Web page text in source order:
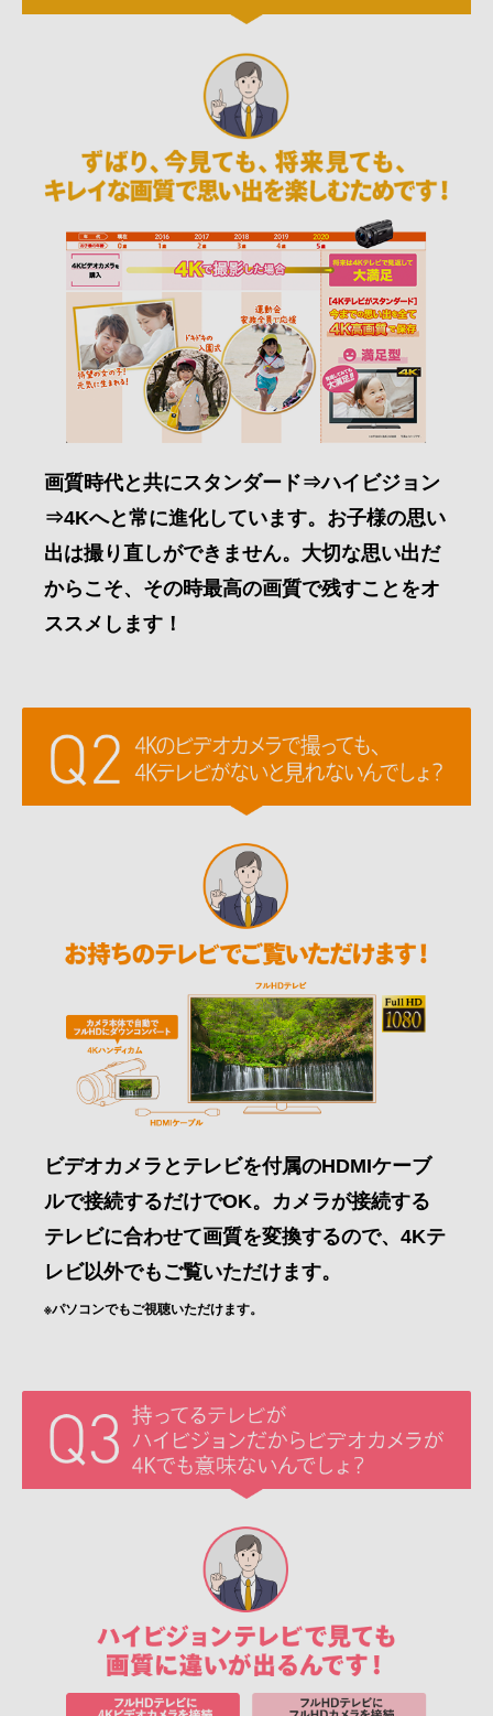
画質時代と共にスタンダード⇒ハイビジョン
⇒4Kへと常に進化しています。お子様の思い
出は撮り直しができません。大切な思い出だ
からこそ、その時最高の画質で残すことをオ
ススメします！
ビデオカメラとテレビを付属のHDMIケーブ
ルで接続するだけでOK。カメラが接続する
テレビに合わせて画質を変換するので、4Kテ
レビ以外でもご覧いただけます。
※パソコンでもご視聴いただけます。